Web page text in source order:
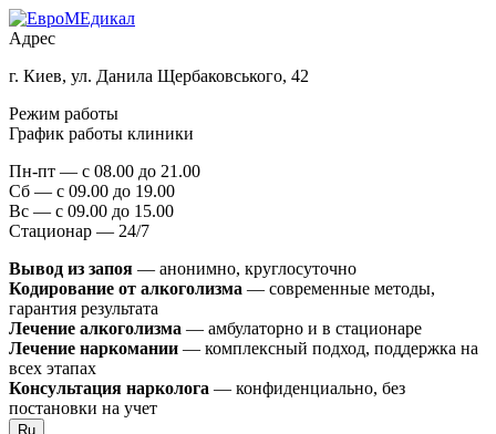
Адрес
г. Киев, ул. Данила Щербаковського, 42
Режим работы
График работы клиники
Пн-пт — с 08.00 до 21.00
Сб — с 09.00 до 19.00
Вс — с 09.00 до 15.00
Стационар — 24/7
Вывод из запоя — анонимно, круглосуточно
Кодирование от алкоголизма — современные методы,
гарантия результата
Лечение алкоголизма — амбулаторно и в стационаре
Лечение наркомании — комплексный подход, поддержка на
всех этапах
Консультация нарколога — конфиденциально, без
постановки на учет
Ru